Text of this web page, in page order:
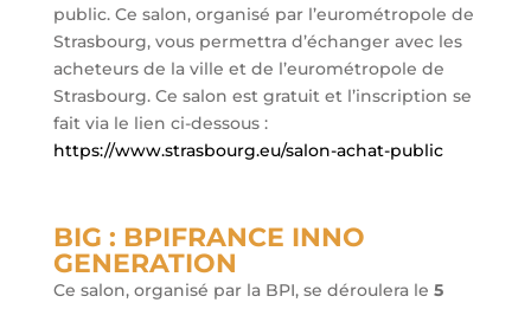
public. Ce salon, organisé par l’eurométropole de
Strasbourg, vous permettra d’échanger avec les
acheteurs de la ville et de l’eurométropole de
Strasbourg. Ce salon est gratuit et l’inscription se
fait via le lien ci-dessous :
https://www.strasbourg.eu/salon-achat-public
BIG : BPIFRANCE INNO
GENERATION
Ce salon, organisé par la BPI, se déroulera le 5